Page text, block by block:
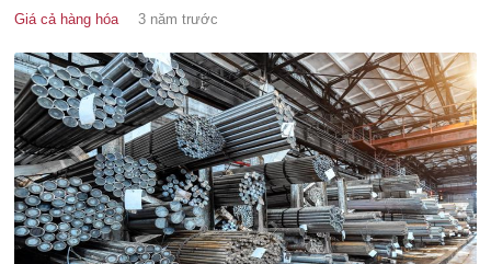
Giá cả hàng hóa 3 năm trước